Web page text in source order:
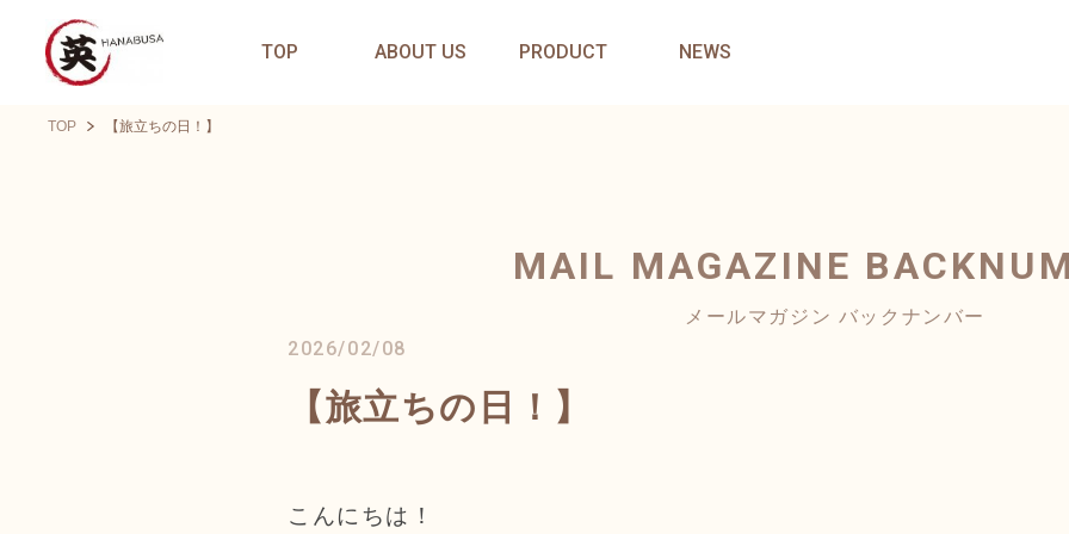
TOP ABOUT US PRODUCT NEWS
TOP 【旅立ちの日！】
MAIL MAGAZINE
メールマガジン バックナンバー
2026/02/08
【旅立ちの日！】
こんにちは！